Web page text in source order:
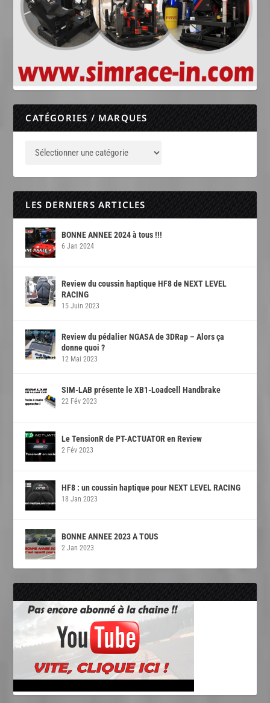
CATÉGORIES / MARQUES
LES DERNIERS ARTICLES
BONNE ANNEE 2024 à tous !!!
6 Jan 2024
Review du coussin haptique HF8 de NEXT LEVEL
RACING
15 Juin 2023
Review du pédalier NGASA de 3DRap – Alors ça
donne quoi ?
12 Mai 2023
SIM-LAB présente le XB1-Loadcell Handbrake
22 Fév 2023
Le TensionR de PT-ACTUATOR en Review
2 Fév 2023
HF8 : un coussin haptique pour NEXT LEVEL RACING
18 Jan 2023
BONNE ANNEE 2023 A TOUS
2 Jan 2023